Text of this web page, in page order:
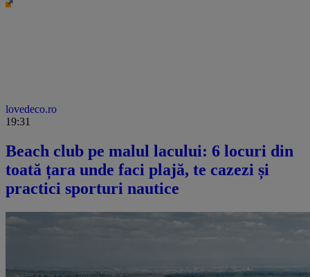
lovedeco.ro
19:31
Beach club pe malul lacului: 6 locuri din
toată țara unde faci plajă, te cazezi și
practici sporturi nautice